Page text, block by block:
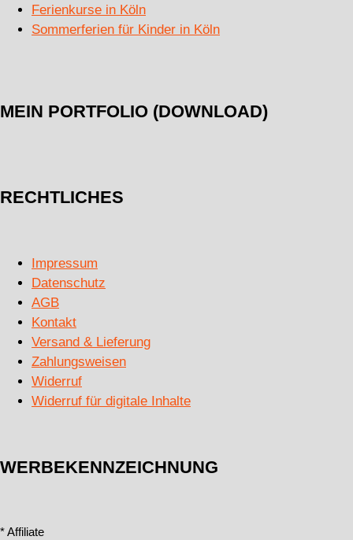
Ferienkurse in Köln
Sommerferien für Kinder in Köln
MEIN PORTFOLIO (DOWNLOAD)
RECHTLICHES
Impressum
Datenschutz
AGB
Kontakt
Versand & Lieferung
Zahlungsweisen
Widerruf
Widerruf für digitale Inhalte
WERBEKENNZEICHNUNG
* Affiliate